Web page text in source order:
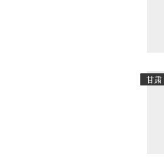
甘肃